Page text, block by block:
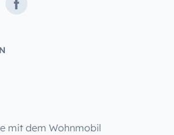
Facebook
mit dem Wohnmobil